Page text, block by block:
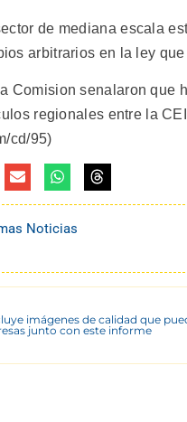
de mediana escala
arbitrarios en la ley
Comision senalaron que
regionales entre la
cd/95)
Noticias
imágenes de calidad que
junto con este informe